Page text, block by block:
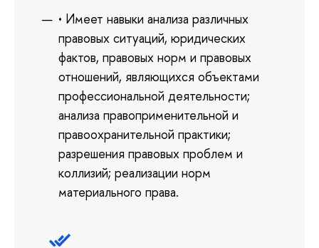
• Имеет навыки анализа различных
правовых ситуаций, юридических
фактов, правовых норм и правовых
отношений, являющихся объектами
профессиональной деятельности;
анализа правоприменительной и
правоохранительной практики;
разрешения правовых проблем и
коллизий; реализации норм
материального права.